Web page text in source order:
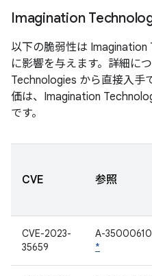
Imagination
以下の脆弱性は
に影響を与えます。詳細に
Technologies から直接入手
価は、Imagination
です。
CVE 参照
CVE-2023-
35659
A-
*